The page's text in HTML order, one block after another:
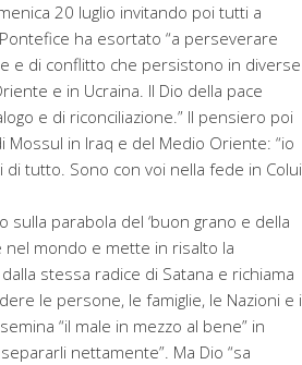
20 luglio invitando poi tutti a
ha esortato “a perseverare
e di conflitto che persistono in diverse
e in Ucraina. Il Dio della pace
e di riconciliazione.” Il pensiero poi
in Iraq e del Medio Oriente: “io
tutto. Sono con voi nella fede in Colui
parabola del ‘buon grano e della
nel mondo e mette in risalto la
stessa radice di Satana e richiama
le persone, le famiglie, le Nazioni e i
“il male in mezzo al bene” in
nettamente”. Ma Dio “sa